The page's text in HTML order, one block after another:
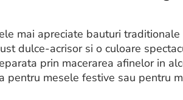
mai apreciate bauturi
dulce-acrisor si o culoare
prin macerarea afinelor in
pentru mesele festive sau pentru